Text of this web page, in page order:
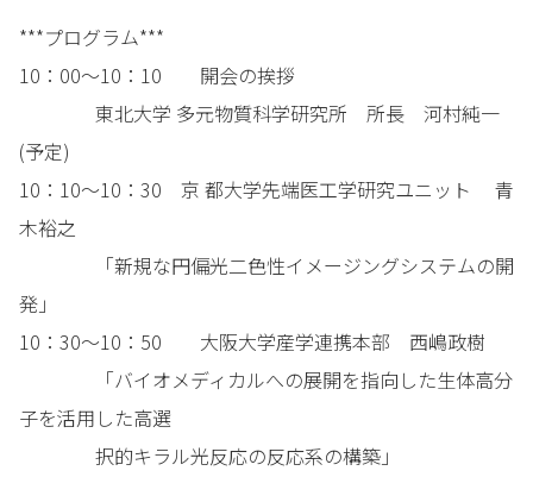
***プログラム***
10：00～10：10 開会の挨拶
東北大学 多元物質科学研究所 所長 河村純一
(予定)
10：10～10：30 京 都大学先端医工学研究ユニット 青
木裕之
「新規な円偏光二色性イメージングシステムの開
発」
10：30～10：50 大阪大学産学連携本部 西嶋政樹
「バイオメディカルへの展開を指向した生体高分
子を活用した高選
択的キラル光反応の反応系の構築」